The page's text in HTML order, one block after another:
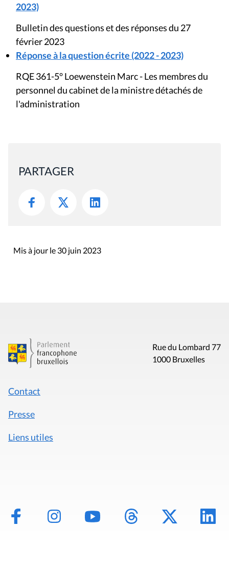
2023)
Bulletin des questions et des réponses du 27
février 2023
Réponse à la question écrite (2022 - 2023)
RQE 361-5° Loewenstein Marc - Les membres du
personnel du cabinet de la ministre détachés de
l'administration
PARTAGER
Mis à jour le 30 juin 2023
Rue du Lombard 77
1000 Bruxelles
Contact
Presse
Liens utiles